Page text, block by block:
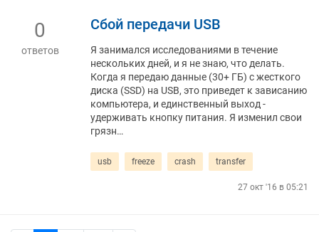
0
ответов
Сбой передачи USB
Я занимался исследованиями в течение
нескольких дней, и я не знаю, что делать.
Когда я передаю данные (30+ ГБ) с жесткого
диска (SSD) на USB, это приведет к зависанию
компьютера, и единственный выход -
удерживать кнопку питания. Я изменил свои
грязн…
usb freeze crash transfer
27 окт '16 в 05:21